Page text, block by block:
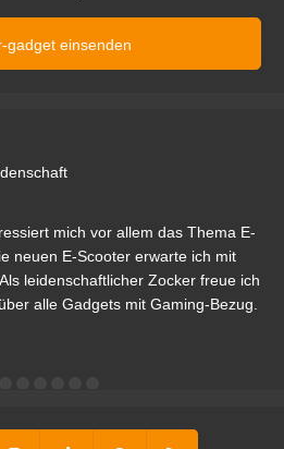
gadget einsenden
mich vor allem das Thema E-
neuen E-Scooter erwarte ich mit
leidenschaftlicher Zocker freue ich
alle Gadgets mit Gaming-Bezug.